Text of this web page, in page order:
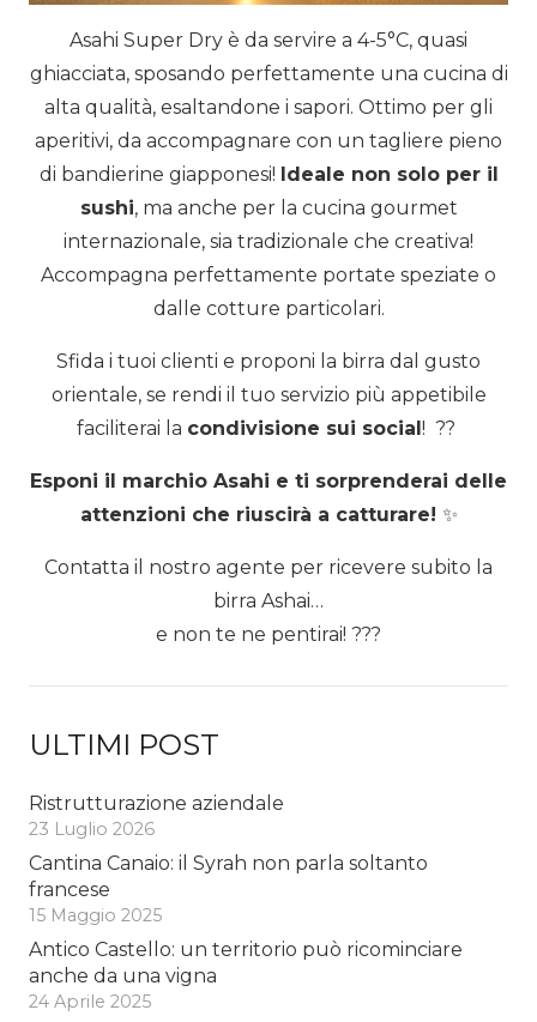
Asahi Super Dry è da servire a 4-5°C, quasi
ghiacciata, sposando perfettamente una cucina di
alta qualità, esaltandone i sapori. Ottimo per gli
aperitivi, da accompagnare con un tagliere pieno
di bandierine giapponesi! Ideale non solo per il
sushi, ma anche per la cucina gourmet
internazionale, sia tradizionale che creativa!
Accompagna perfettamente portate speziate o
dalle cotture particolari.
Sfida i tuoi clienti e proponi la birra dal gusto
orientale, se rendi il tuo servizio più appetibile
faciliterai la condivisione sui social! ??
Esponi il marchio Asahi e ti sorprenderai delle
attenzioni che riuscirà a catturare! ✨
Contatta il nostro agente per ricevere subito la
birra Ashai…
e non te ne pentirai! ???
ULTIMI POST
Ristrutturazione aziendale
23 Luglio 2026
Cantina Canaio: il Syrah non parla soltanto
francese
15 Maggio 2025
Antico Castello: un territorio può ricominciare
anche da una vigna
24 Aprile 2025